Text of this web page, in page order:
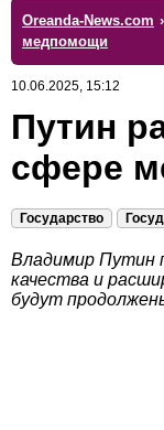
Oreanda-News.com ›
медпомощи
10.06.2025, 15:12
Путин
сфере
Государство
Владимир Путин
качества и
будут